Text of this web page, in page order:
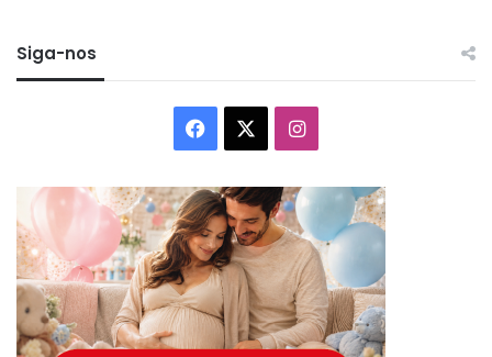
Siga-nos
Facebook Instagram